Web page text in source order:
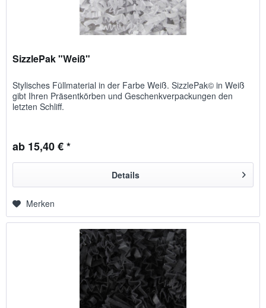
SizzlePak "Weiß"
Stylisches Füllmaterial in der Farbe Weiß. SizzlePak© in Weiß
gibt Ihren Präsentkörben und Geschenkverpackungen den
letzten Schliff.
ab 15,40 € *
Details
Merken